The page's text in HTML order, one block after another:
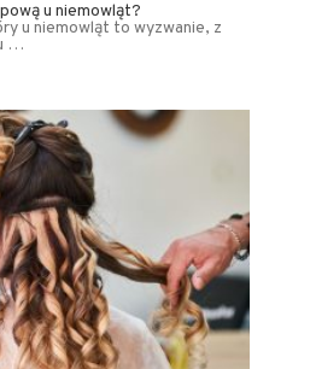
u niemowląt?
u niemowląt to wyzwanie, z
…